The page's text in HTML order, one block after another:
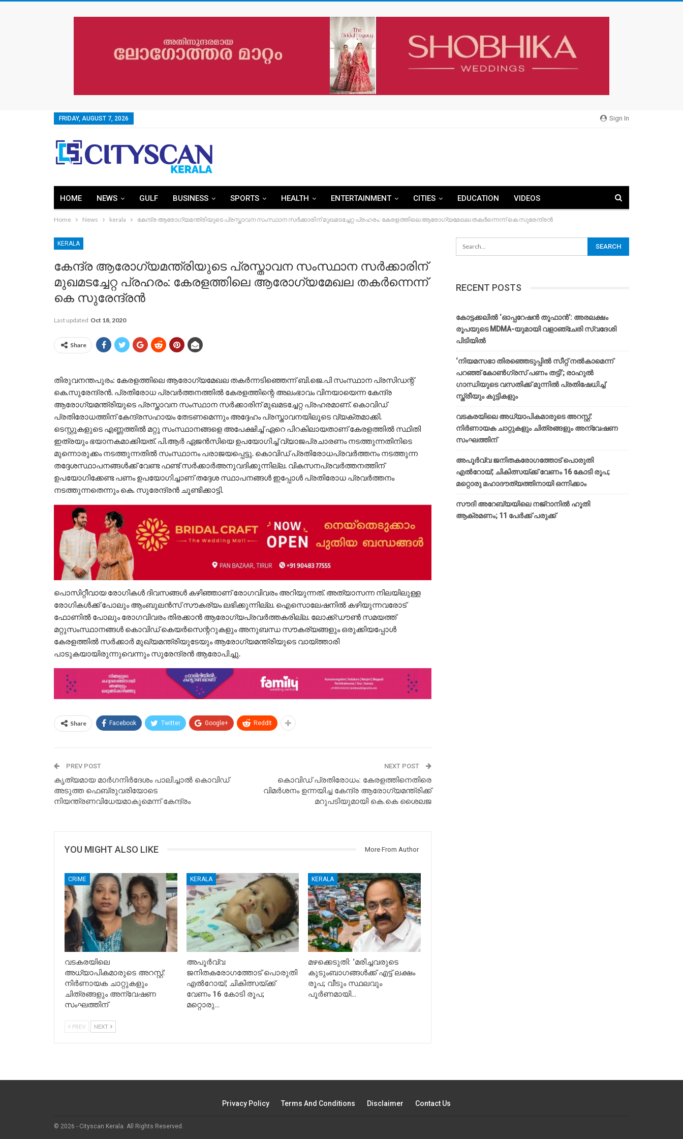
Sign In
FRIDAY, AUGUST 7, 2026
HOME NEWS GULF BUSINESS SPORTS HEALTH ENTERTAINMENT CITIES EDUCATION VIDEOS
Home News kerala കേന്ദ്ര ആരോഗ്യമന്ത്രിയുടെ പ്രസ്താവന സംസ്ഥാന സർക്കാരിന് മുഖമടച്ചേറ്റ പ്രഹരം: കേരളത്തിലെ ആരോഗ്യമേഖല തകർന്നെന്ന് കെ സുരേന്ദ്രൻ
KERALA
കേന്ദ്ര ആരോഗ്യമന്ത്രിയുടെ പ്രസ്താവന സംസ്ഥാന സർക്കാരിന്
മുഖമടച്ചേറ്റ പ്രഹരം: കേരളത്തിലെ ആരോഗ്യമേഖല തകർന്നെന്ന്
കെ സുരേന്ദ്രൻ
Last updated Oct 18, 2020
Share
തിരുവനന്തപുരം: കേരളത്തിലെ ആരോഗ്യമേഖല തകർന്നടിഞ്ഞെന്ന് ബി.ജെ.പി സംസ്ഥാന പ്രസിഡന്റ്
കെ.സുരേന്ദ്രൻ. പ്രതിരോധ പ്രവർത്തനത്തിൽ കേരളത്തിന്റെ അലംഭാവം വിനയായെന്ന കേന്ദ്ര
ആരോഗ്യമന്ത്രിയുടെ പ്രസ്താവന സംസ്ഥാന സർക്കാരിന് മുഖമടച്ചേറ്റ പ്രഹരമാണ്. കൊവിഡ്
പ്രതിരോധത്തിന് കേന്ദ്രസഹായം തേടണമെന്നും അദ്ദേഹം പ്രസ്താവനയിലൂടെ വ്യക്തമാക്കി.
ടെസ്റ്റുകളുടെ എണ്ണത്തിൽ മറ്റു സംസ്ഥാനങ്ങളെ അപേക്ഷിച്ച് ഏറെ പിറകിലായതാണ് കേരളത്തിൽ സ്ഥിതി
ഇത്രയും ഭയാനകമാക്കിയത്. പി.ആർ ഏജൻസിയെ ഉപയോഗിച്ച് വ്യാജപ്രചാരണം നടത്തുന്നതിനിടെ
മുന്നൊരുക്കം നടത്തുന്നതിൽ സംസ്ഥാനം പരാജയപ്പെട്ടു. കൊവിഡ് പ്രതിരോധപ്രവർത്തനം നടത്തുന്ന
തദ്ദേശസ്ഥാപനങ്ങൾക്ക് വേണ്ട ഫണ്ട് സർക്കാർഅനുവദിക്കുന്നില്ല. വികസനപ്രവർത്തനത്തിന്
ഉപയോഗിക്കേണ്ട പണം ഉപയോഗിച്ചാണ് തദ്ദേശ സ്ഥാപനങ്ങൾ ഇപ്പോൾ പ്രതിരോധ പ്രവർത്തനം
നടത്തുന്നതെന്നും കെ. സുരേന്ദ്രൻ ചൂണ്ടിക്കാട്ടി.
പൊസിറ്റീവായ രോഗികൾ ദിവസങ്ങൾ കഴിഞ്ഞാണ് രോഗവിവരം അറിയുന്നത്. അത്യാസന്ന നിലയിലുള്ള
രോഗികൾക്ക് പോലും ആംബുലൻസ് സൗകര്യം ലഭിക്കുന്നില്ല. ഐസൊലേഷനിൽ കഴിയുന്നവരോട്
ഫോണിൽ പോലും രോഗവിവരം തിരക്കാൻ ആരോഗ്യപ്രവർത്തകരില്ല. ലോക്ക്ഡൗൺ സമയത്ത്
മറ്റുസംസ്ഥാനങ്ങൾ കൊവിഡ് കെയർസെന്ററുകളും അനുബന്ധ സൗകര്യങ്ങളും ഒരുക്കിയപ്പോൾ
കേരളത്തിൽ സർക്കാർ മുഖ്യമന്ത്രിയുടേയും ആരോഗ്യമന്ത്രിയുടെ വായ്ത്താരി
പാടുകയായിരുന്നുവെന്നും സുരേന്ദ്രൻ ആരോപിച്ചു.
Share Facebook Twitter Google+ ReddIt
PREV POST
കൃത്യമായ മാർഗനിർദേശം പാലിച്ചാൽ കൊവിഡ്
അടുത്ത ഫെബ്രുവരിയോടെ
നിയന്ത്രണവിധേയമാകുമെന്ന് കേന്ദ്രം
NEXT POST
കൊവിഡ് പ്രതിരോധം: കേരളത്തിനെതിരെ
വിമർശനം ഉന്നയിച്ച കേന്ദ്ര ആരോഗ്യമന്ത്രിക്ക്
മറുപടിയുമായി കെ.കെ ശൈലജ
YOU MIGHT ALSO LIKE More From Author
CRIME
വടകരയിലെ
അധ്യാപികമാരുടെ അറസ്റ്റ്:
നിർണായക ചാറ്റുകളും
ചിത്രങ്ങളും അന്വേഷണ
സംഘത്തിന്
KERALA
അപൂര്‍വ്വ
ജനിതകരോഗത്തോട് പൊരുതി
എല്‍റോയ്; ചികിത്സയ്ക്ക്
വേണം 16 കോടി രൂപ;
മറ്റൊരു…
KERALA
മഴക്കെടുതി: ‘മരിച്ചവരുടെ
കുടുംബാഗങ്ങൾക്ക് എട്ട് ലക്ഷം
രൂപ; വീടും സ്ഥലവും
പൂർണമായി…
PREV NEXT
RECENT POSTS
കോട്ടക്കലിൽ ‘ഓപ്പറേഷൻ തൂഫാൻ’: അരലക്ഷം
രൂപയുടെ MDMA-യുമായി വളാഞ്ചേരി സ്വദേശി
പിടിയിൽ
‘നിയമസഭാ തിരഞ്ഞെടുപ്പിൽ സീറ്റ് നൽകാമെന്ന്
പറഞ്ഞ് കോൺഗ്രസ് പണം തട്ടി’; രാഹുൽ
ഗാന്ധിയുടെ വസതിക്ക് മുന്നിൽ പ്രതിഷേധിച്ച്
സ്ത്രീയും കുട്ടികളും
വടകരയിലെ അധ്യാപികമാരുടെ അറസ്റ്റ്:
നിർണായക ചാറ്റുകളും ചിത്രങ്ങളും അന്വേഷണ
സംഘത്തിന്
അപൂര്‍വ്വ ജനിതകരോഗത്തോട് പൊരുതി
എല്‍റോയ്; ചികിത്സയ്ക്ക് വേണം 16 കോടി രൂപ;
മറ്റൊരു മഹാദൗത്യത്തിനായി ഒന്നിക്കാം
സൗദി അറേബ്യയിലെ നജ്‌റാനില്‍ ഹൂതി
ആക്രമണം; 11 പേര്‍ക്ക് പരുക്ക്
Privacy Policy Terms And Conditions Disclaimer Contact Us
© 2026 - Cityscan Kerala. All Rights Reserved.